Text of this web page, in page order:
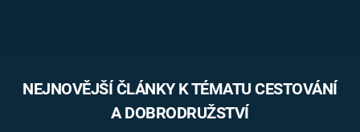
NEJNOVĚJŠÍ ČLÁNKY K TÉMATU CESTOVÁNÍ
A DOBRODRUŽSTVÍ